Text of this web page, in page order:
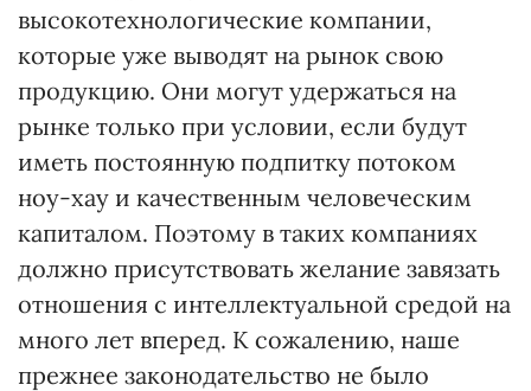
высокотехнологические компании,
которые уже выводят на рынок свою
продукцию. Они могут удержаться на
рынке только при условии, если будут
иметь постоянную подпитку потоком
ноу-хау и качественным человеческим
капиталом. Поэтому в таких компаниях
должно присутствовать желание завязать
отношения с интеллектуальной средой на
много лет вперед. К сожалению, наше
прежнее законодательство не было